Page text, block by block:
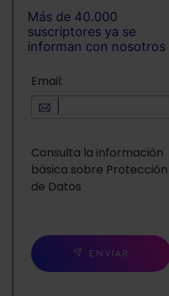
Más de 40.000
suscriptores ya se
informan con nosotros
Email:
Consulta la información
básica sobre Protección
de Datos
ENVIAR